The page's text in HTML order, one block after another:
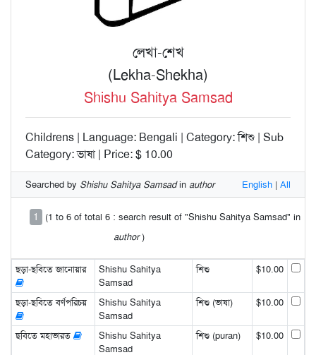
লেখা-শেখ
(Lekha-Shekha)
Shishu Sahitya Samsad
Childrens | Language: Bengali | Category: শিশু | Sub
Category: ভাষা | Price: $ 10.00
Searched by Shishu Sahitya Samsadin author English | All
1
(1 to 6 of total 6 : search result of "Shishu Sahitya Samsad" in
author)
ছড়া-ছবিতে জানোয়ার
Shishu Sahitya
Samsad
শিশু $10.00
ছড়া-ছবিতে বর্ণপরিচয়
Shishu Sahitya
Samsad
শিশু (ভাষা) $10.00
ছবিতে মহাভারত
Shishu Sahitya
Samsad
শিশু (puran) $10.00